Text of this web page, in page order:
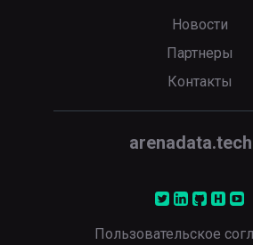
Новости
Партнеры
Контакты
arenadata.tech
Пользовательское